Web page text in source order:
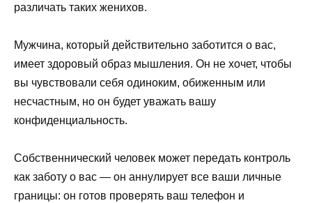
различать таких женихов.
Мужчина, который действительно заботится о вас,
имеет здоровый образ мышления. Он не хочет, чтобы
вы чувствовали себя одиноким, обиженным или
несчастным, но он будет уважать вашу
конфиденциальность.
Собственнический человек может передать контроль
как заботу о вас — он аннулирует все ваши личные
границы: он готов проверять ваш телефон и